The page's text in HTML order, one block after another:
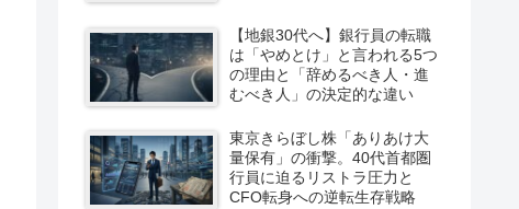
【地銀30代へ】銀行員の転職
は「やめとけ」と言われる5つ
の理由と「辞めるべき人・進
むべき人」の決定的な違い
東京きらぼし株「ありあけ大
量保有」の衝撃。40代首都圏
行員に迫るリストラ圧力と
CFO転身への逆転生存戦略